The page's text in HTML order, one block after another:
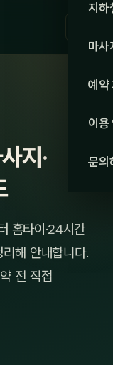
서울
강원·
강원
지하
마사
관리
스
예약
이용
문의
지·
홈타이·24시간
해 안내합니다.
전 직접